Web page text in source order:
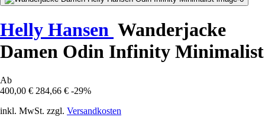
Helly Hansen Wanderjacke
Damen Odin Infinity Minimalist
Ab
400,00 € 284,66 € -29%
inkl. MwSt. zzgl. Versandkosten